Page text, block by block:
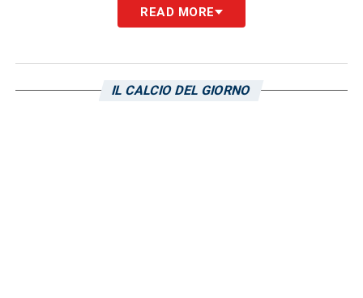
LE ULTIME NOTIZIE SUL CAGLIARI
READ MORE
IL CALCIO DEL GIORNO